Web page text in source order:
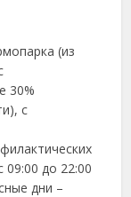
(из
30%
с
до 22:00
дни –